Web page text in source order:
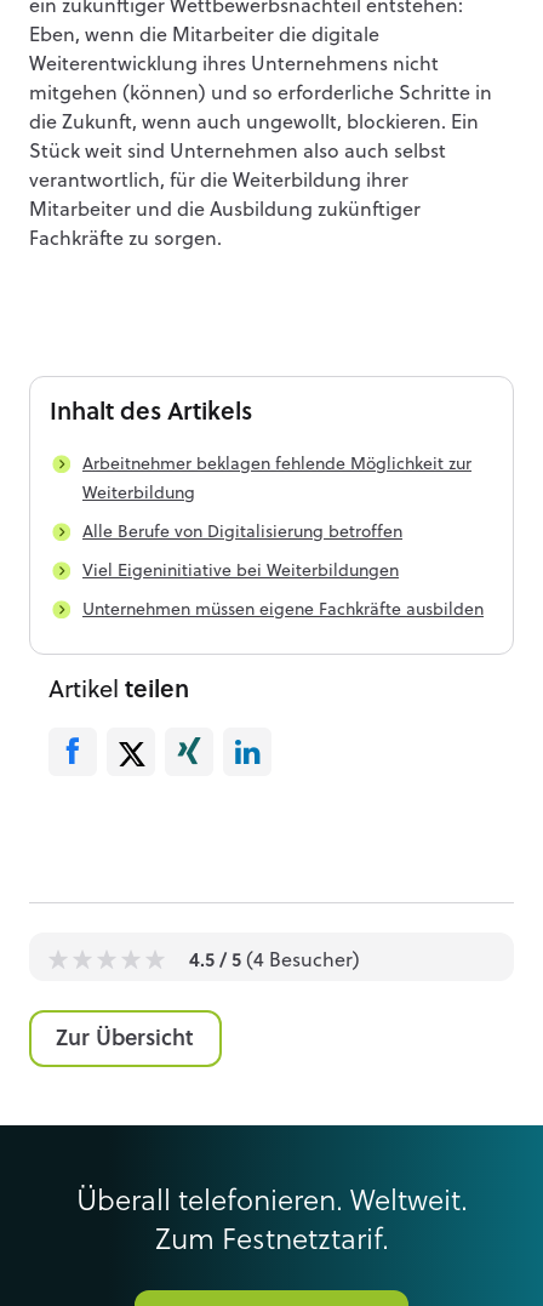
ein zukünftiger Wettbewerbsnachteil entstehen:
Eben, wenn die Mitarbeiter die digitale
Weiterentwicklung ihres Unternehmens nicht
mitgehen (können) und so erforderliche Schritte in
die Zukunft, wenn auch ungewollt, blockieren. Ein
Stück weit sind Unternehmen also auch selbst
verantwortlich, für die Weiterbildung ihrer
Mitarbeiter und die Ausbildung zukünftiger
Fachkräfte zu sorgen.
Inhalt des Artikels
Arbeitnehmer beklagen fehlende Möglichkeit zur
Weiterbildung
Alle Berufe von Digitalisierung betroffen
Viel Eigeninitiative bei Weiterbildungen
Unternehmen müssen eigene Fachkräfte ausbilden
Artikel teilen
4.5 / 5 (4 Besucher)
Zur Übersicht
Überall telefonieren. Weltweit.
Zum Festnetztarif.